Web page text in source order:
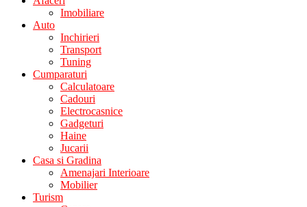
Imobiliare
Auto
Inchirieri
Transport
Tuning
Cumparaturi
Calculatoare
Cadouri
Electrocasnice
Gadgeturi
Haine
Jucarii
Casa si Gradina
Amenajari Interioare
Mobilier
Turism